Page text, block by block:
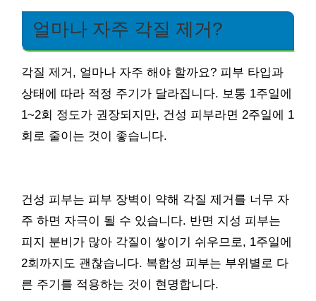
얼마나 자주 각질 제거?
각질 제거, 얼마나 자주 해야 할까요? 피부 타입과
상태에 따라 적정 주기가 달라집니다. 보통 1주일에
1~2회 정도가 권장되지만, 건성 피부라면 2주일에 1
회로 줄이는 것이 좋습니다.
건성 피부는 피부 장벽이 약해 각질 제거를 너무 자
주 하면 자극이 될 수 있습니다. 반면 지성 피부는
피지 분비가 많아 각질이 쌓이기 쉬우므로, 1주일에
2회까지도 괜찮습니다. 복합성 피부는 부위별로 다
른 주기를 적용하는 것이 현명합니다.